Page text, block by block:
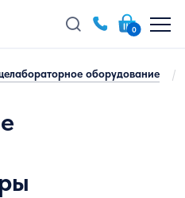
0
оборудование /